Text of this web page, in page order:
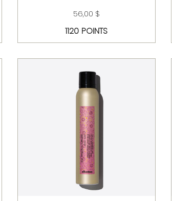
56,00 $
1120 POINTS